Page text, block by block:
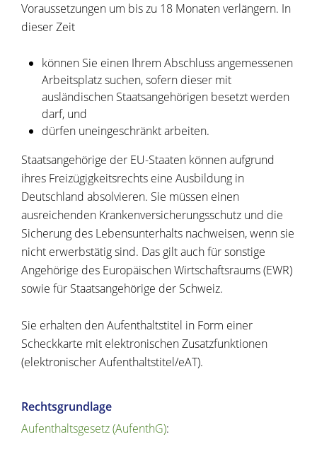
Voraussetzungen um bis zu 18 Monaten verlängern. In
dieser Zeit
können Sie einen Ihrem Abschluss angemessenen
Arbeitsplatz suchen, sofern dieser mit
ausländischen Staatsangehörigen besetzt werden
darf, und
dürfen uneingeschränkt arbeiten.
Staatsangehörige der EU-Staaten können aufgrund
ihres Freizügigkeitsrechts eine Ausbildung in
Deutschland absolvieren. Sie müssen einen
ausreichenden Krankenversicherungsschutz und die
Sicherung des Lebensunterhalts nachweisen, wenn sie
nicht erwerbstätig sind. Das gilt auch für sonstige
Angehörige des Europäischen Wirtschaftsraums (EWR)
sowie für Staatsangehörige der Schweiz.
Sie erhalten den Aufenthaltstitel in Form einer
Scheckkarte mit elektronischen Zusatzfunktionen
(elektronischer Aufenthaltstitel/eAT).
Rechtsgrundlage
Aufenthaltsgesetz (AufenthG):